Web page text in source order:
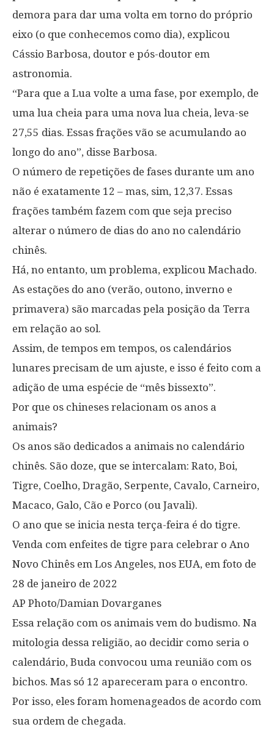
demora para dar uma volta em torno do próprio
eixo (o que conhecemos como dia), explicou
Cássio Barbosa, doutor e pós-doutor em
astronomia.
“Para que a Lua volte a uma fase, por exemplo, de
uma lua cheia para uma nova lua cheia, leva-se
27,55 dias. Essas frações vão se acumulando ao
longo do ano”, disse Barbosa.
O número de repetições de fases durante um ano
não é exatamente 12 – mas, sim, 12,37. Essas
frações também fazem com que seja preciso
alterar o número de dias do ano no calendário
chinês.
Há, no entanto, um problema, explicou Machado.
As estações do ano (verão, outono, inverno e
primavera) são marcadas pela posição da Terra
em relação ao sol.
Assim, de tempos em tempos, os calendários
lunares precisam de um ajuste, e isso é feito com a
adição de uma espécie de “mês bissexto”.
Por que os chineses relacionam os anos a
animais?
Os anos são dedicados a animais no calendário
chinês. São doze, que se intercalam: Rato, Boi,
Tigre, Coelho, Dragão, Serpente, Cavalo, Carneiro,
Macaco, Galo, Cão e Porco (ou Javali).
O ano que se inicia nesta terça-feira é do tigre.
Venda com enfeites de tigre para celebrar o Ano
Novo Chinês em Los Angeles, nos EUA, em foto de
28 de janeiro de 2022
AP Photo/Damian Dovarganes
Essa relação com os animais vem do budismo. Na
mitologia dessa religião, ao decidir como seria o
calendário, Buda convocou uma reunião com os
bichos. Mas só 12 apareceram para o encontro.
Por isso, eles foram homenageados de acordo com
sua ordem de chegada.